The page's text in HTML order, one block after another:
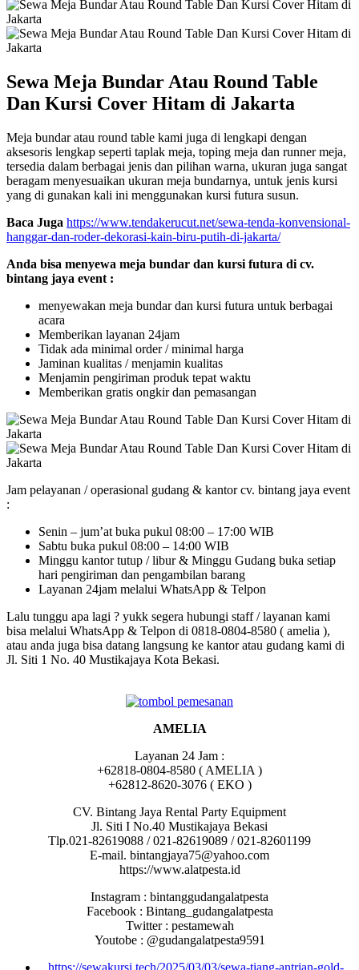
Sewa Meja Bundar Atau Round Table
Dan Kursi Cover Hitam di Jakarta
Meja bundar atau round table kami juga di lengkapi dengan
aksesoris lengkap seperti taplak meja, toping meja dan runner meja,
tersedia dalam berbagai jenis dan pilihan warna, ukuran juga sangat
beragam menyesuaikan ukuran meja bundarnya, untuk jenis kursi
yang di gunakan kali ini menggunakan kursi futura susun.
Baca Juga https://www.tendakerucut.net/sewa-tenda-konvensional-
hanggar-dan-roder-dekorasi-kain-biru-putih-di-jakarta/
Anda bisa menyewa meja bundar dan kursi futura di cv.
bintang jaya event :
menyewakan meja bundar dan kursi futura untuk berbagai
acara
Memberikan layanan 24jam
Tidak ada minimal order / minimal harga
Jaminan kualitas / menjamin kualitas
Menjamin pengiriman produk tepat waktu
Memberikan gratis ongkir dan pemasangan
Jam pelayanan / operasional gudang & kantor cv. bintang jaya event
:
Senin – jum’at buka pukul 08:00 – 17:00 WIB
Sabtu buka pukul 08:00 – 14:00 WIB
Minggu kantor tutup / libur & Minggu Gudang buka setiap
hari pengiriman dan pengambilan barang
Layanan 24jam melalui WhatsApp & Telpon
Lalu tunggu apa lagi ? yukk segera hubungi staff / layanan kami
bisa melalui WhatsApp & Telpon di 0818-0804-8580 ( amelia ),
atau anda juga bisa datang langsung ke kantor atau gudang kami di
Jl. Siti 1 No. 40 Mustikajaya Kota Bekasi.
AMELIA
Layanan 24 Jam :
+62818-0804-8580 ( AMELIA )
+62812-8620-3076 ( EKO )
CV. Bintang Jaya Rental Party Equipment
Jl. Siti I No.40 Mustikajaya Bekasi
Tlp.021-82619088 / 021-82619089 / 021-82601199
E-mail. bintangjaya75@yahoo.com
https://www.alatpesta.id
Instagram : bintanggudangalatpesta
Facebook : Bintang_gudangalatpesta
Twitter : pestamewah
Youtobe : @gudangalatpesta9591